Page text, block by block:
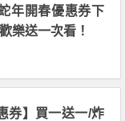
年開春優惠券下
樂送一次看！
券】買一送一/炸